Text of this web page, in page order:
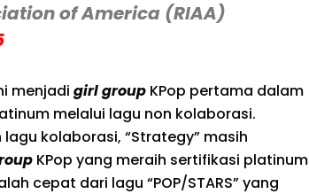
of America (RIAA)
menjadi girl group KPop pertama dalam
melalui lagu non kolaborasi.
kolaborasi, “Strategy” masih
KPop yang meraih sertifikasi platinum
cepat dari lagu “POP/STARS” yang